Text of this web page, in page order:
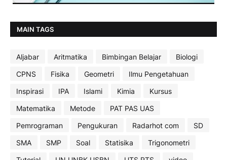
MAIN TAGS
Aljabar Aritmatika Bimbingan Belajar
Biologi
CPNS
Fisika Geometri
Ilmu Pengetahuan
Inspirasi
IPA Islami Kimia
Kursus
Matematika
Metode
PAT PAS UAS
Pemrograman
Pengukuran Radarhot com
SD
SMA
SMP Soal Statisika
Trigonometri